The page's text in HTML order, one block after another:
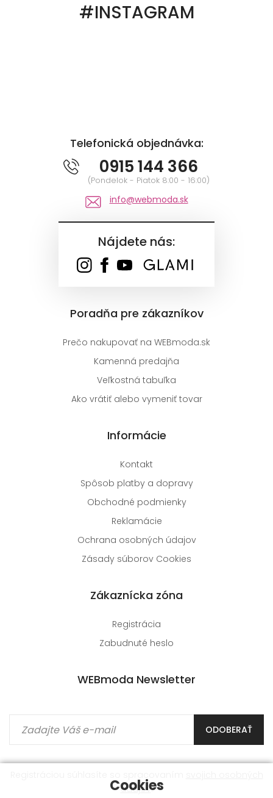
#INSTAGRAM
Telefonická objednávka:
0915 144 366
(Pondelok - Piatok 8:00 - 16:00)
info@webmoda.sk
Nájdete nás:
Poradňa pre zákazníkov
Prečo nakupovať na WEBmoda.sk
Kamenná predajňa
Veľkostná tabuľka
Ako vrátiť alebo vymeniť tovar
Informácie
Kontakt
Spôsob platby a dopravy
Obchodné podmienky
Reklamácie
Ochrana osobných údajov
Zásady súborov Cookies
Zákaznícka zóna
Registrácia
Zabudnuté heslo
WEBmoda Newsletter
ODOBERAŤ
údajov.
Cookies